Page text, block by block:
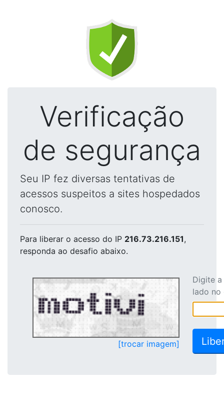
Verificação
de segurança
Seu IP fez diversas tentativas de
acessos suspeitos a sites hospedados
conosco.
Para liberar o acesso do IP 216.73.216.151,
responda ao desafio abaixo.
[trocar imagem]
Digite
lado no